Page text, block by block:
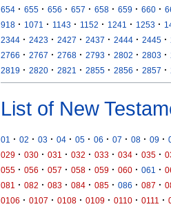
654 · 655 · 656 · 657 · 658 · 659 · 660 ·
918 · 1071 · 1143 · 1152 · 1241 · 1253 ·
2344 · 2423 · 2427 · 2437 · 2444 · 2445 ·
2766 · 2767 · 2768 · 2793 · 2802 · 2803 ·
2819 · 2820 · 2821 · 2855 · 2856 · 2857 ·
List of New
01 · 02 · 03 · 04 · 05 · 06 · 07 · 08 · 09 ·
029 · 030 · 031 · 032 · 033 · 034 · 035 ·
055 · 056 · 057 · 058 · 059 · 060 · 061 ·
081
· 082 · 083 · 084 · 085 · 086 · 087 ·
0106 · 0107 · 0108 · 0109 · 0110 · 0111 ·